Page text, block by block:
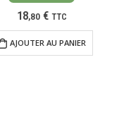
18,80 € TTC
AJOUTER AU PANIER